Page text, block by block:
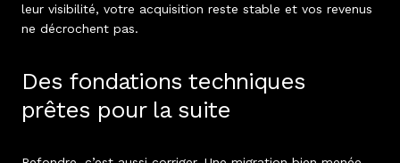
leur visibilité, votre acquisition reste stable et vos revenus
ne décrochent pas.
Des fondations techniques
prêtes pour la suite